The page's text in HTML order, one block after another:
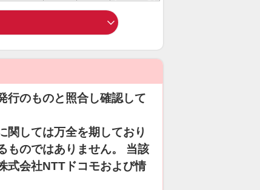
行のものと照合し確認して
関しては万全を期しており
ものではありません。 当該
式会社NTTドコモおよび情